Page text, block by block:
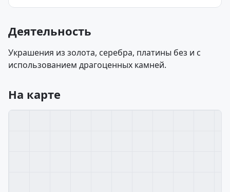
Деятельность
Украшения из золота, серебра, платины без и с
использованием драгоценных камней.
На карте